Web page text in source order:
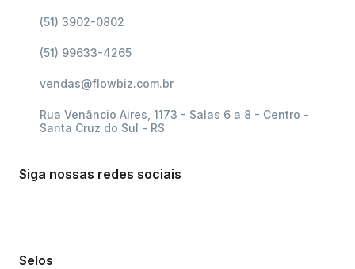
(51) 3902-0802
(51) 99633-4265
vendas@flowbiz.com.br
Rua Venâncio Aires, 1173 - Salas 6 a 8 - Centro -
Santa Cruz do Sul - RS
Siga nossas redes sociais
Selos